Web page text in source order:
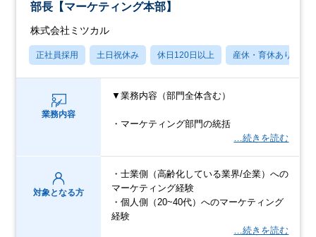
部長【マーケティング本部】
株式会社ミツカル
正社員採用 土日祝休み 休日120日以上 産休・育休あり
業務内容
▼業務内容（部門全体含む）
・マーケティング部門の統括
…続きを読む
対象となる方
・士業側（高齢化している業界/企業）への
マーケティング経験
・個人側（20~40代）へのマーケティング
経験
…続きを読む